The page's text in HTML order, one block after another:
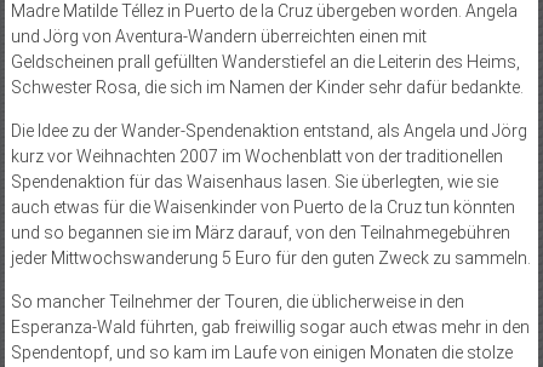
Madre Matilde Téllez in Puerto de la Cruz übergeben worden. Angela
und Jörg von Aventura-Wandern überreichten einen mit
Geldscheinen prall gefüllten Wanderstiefel an die Leiterin des Heims,
Schwester Rosa, die sich im Namen der Kinder sehr dafür bedankte.
Die Idee zu der Wander-Spendenaktion entstand, als Angela und Jörg
kurz vor Weihnachten 2007 im Wochenblatt von der traditionellen
Spendenaktion für das Waisenhaus lasen. Sie überlegten, wie sie
auch etwas für die Waisenkinder von Puerto de la Cruz tun könnten
und so begannen sie im März darauf, von den Teilnahmegebühren
jeder Mittwochswanderung 5 Euro für den guten Zweck zu sammeln.
So mancher Teilnehmer der Touren, die üblicherweise in den
Esperanza-Wald führten, gab freiwillig sogar auch etwas mehr in den
Spendentopf, und so kam im Laufe von einigen Monaten die stolze